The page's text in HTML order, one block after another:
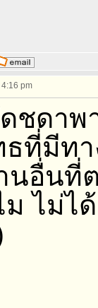
pm
ชดาพ
ธที่มีท
นอื่นที่
ม ไม่ไ